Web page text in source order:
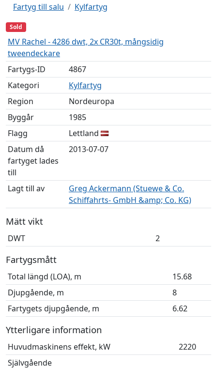
Fartyg till salu Kylfartyg
Sold
MV Rachel - 4286 dwt, 2x CR30t, mångsidig
tweendeckare
Fartygs-ID
4867
Kategori
Kylfartyg
Region
Nordeuropa
Byggår
1985
Flagg
Lettland
Datum då
fartyget lades
till
2013-07-07
Lagt till av
Greg Ackermann (Stuewe & Co.
Schiffahrts- GmbH &amp; Co. KG)
Mätt vikt
DWT 2
Fartygsmått
Total längd (LOA), m
15.68
Djupgående, m
8
Fartygets djupgående, m
6.62
Ytterligare information
Huvudmaskinens effekt, kW
2220
Självgående